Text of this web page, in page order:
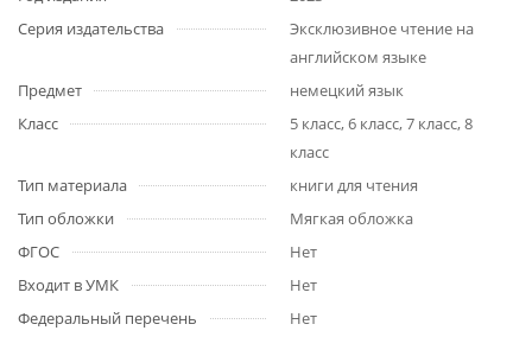
Серия издательства
Эксклюзивное чтение на
английском языке
Предмет
немецкий язык
Класс
5 класс, 6 класс, 7 класс, 8
класс
Тип материала
книги для чтения
Тип обложки
Мягкая обложка
ФГОС
Нет
Входит в УМК
Нет
Федеральный перечень
Нет